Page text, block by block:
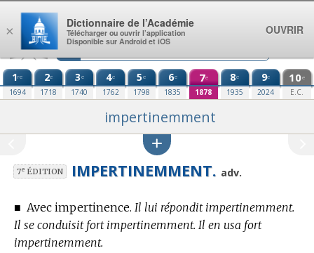
Aller au contenu
1re
1694
2e
1718
3e
1740
4e
1762
5e
1798
6e
1835
7e
1878
8e
1935
9e
2024
10e
E.C.
impertinemment
7eÉDITION IMPERTINEMMENT. adv.
■ Avec impertinence. Il lui répondit impertinemment.
Il se conduisit fort impertinemment. Il en usa fort
impertinemment.
×
Dictionnaire de l’Académie
Télécharger ou ouvrir l’application
Disponible sur Android et iOS
OUVRIR